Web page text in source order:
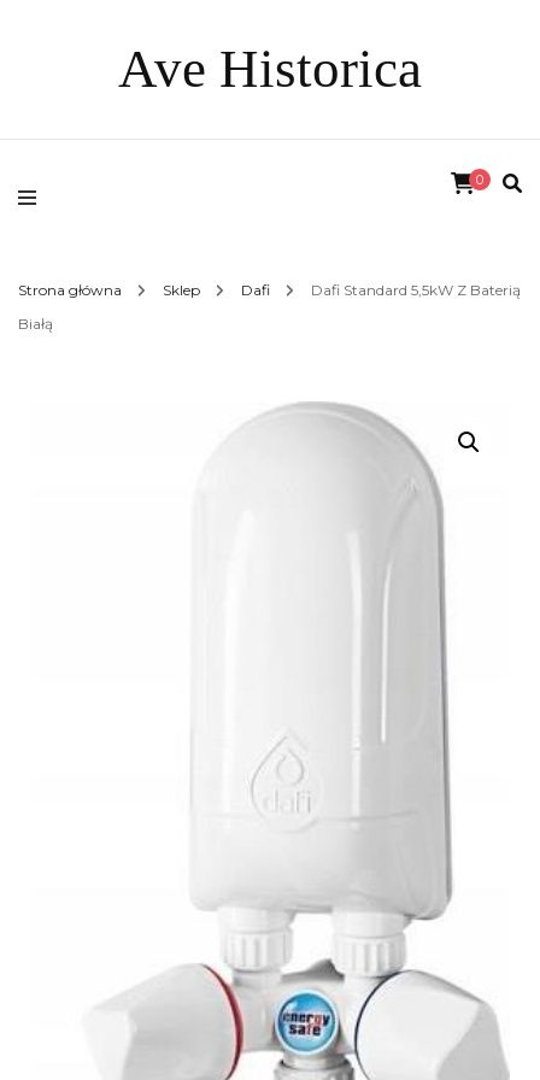
Ave Historica
0
Strona główna Sklep Dafi
Dafi Standard 5,5kW Z Baterią
Białą